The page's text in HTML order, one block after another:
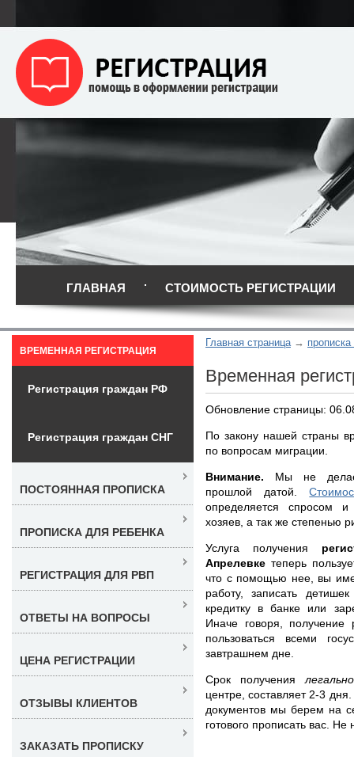
ГЛАВНАЯ СТОИМОСТЬ РЕГИСТРАЦИИ
Главная страница
Временная
Обновление страницы:
По закону нашей страны
по вопросам миграции.
Внимание. Мы не делает
прошлой датой.
определяется спросом
хозяев, а так же степенью
Услуга получения
Апрелевке теперь
что с помощью нее, вы
работу, записать
кредитку в банке или
Иначе говоря, получение
пользоваться всеми
завтрашнем дне.
Срок получения
центре, составляет 2-3
документов мы берем на
готового прописать вас. Не
ВРЕМЕННАЯ РЕГИСТРАЦИЯ
Регистрация граждан РФ
Регистрация граждан СНГ
ПОСТОЯННАЯ ПРОПИСКА
ПРОПИСКА ДЛЯ РЕБЕНКА
РЕГИСТРАЦИЯ ДЛЯ РВП
ОТВЕТЫ НА ВОПРОСЫ
ЦЕНА РЕГИСТРАЦИИ
ОТЗЫВЫ КЛИЕНТОВ
ЗАКАЗАТЬ ПРОПИСКУ